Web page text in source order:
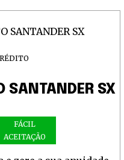
SANTANDER SX
FÁCIL
ACEITAÇÃO